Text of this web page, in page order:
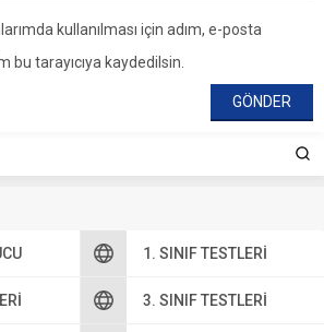
1. SINIF TESTLERI
3. SINIF TESTLERI
kullanılması için adım, e-posta
tarayıcıya kaydedilsin.